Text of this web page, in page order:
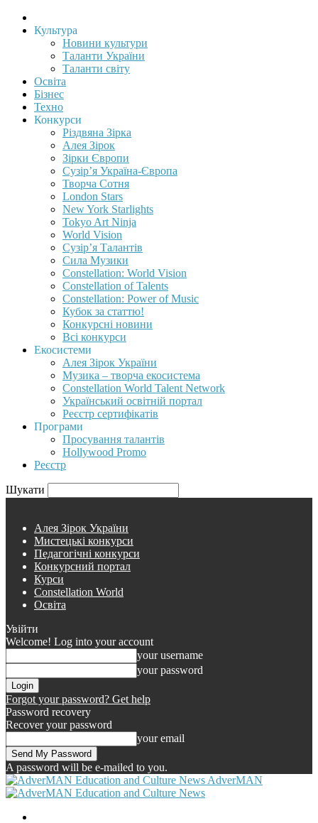
Культура
Новини культури
Таланти України
Таланти світу
Освіта
Бізнес
Техно
Конкурси
Різдвяна Зірка
Алея Зірок
Зірки Європи
Сузір’я Україна-Європа
Творча Сотня
London Stars
New York Starlights
Tokyo Art Ninja
World Vision
Сузір’я Талантів
Сила Музики
Constellation: World Vision
Constellation of Talents
Constellation: Power of Music
Кубок за статтю!
Конкурсні новини
Всі конкурси
Екосистеми
Алея Зірок України
Музика – творча екосистема
Constellation World Talent Network
Український освітній портал
Реєстр сертифікатів
Програми
Просування талантів
Hollywood Promo
Реєстр
Шукати
Алея Зірок України
Мистецькі конкурси
Педагогічні конкурси
Конкурсний портал
Курси
Constellation World
Освіта
Увійти
Welcome! Log into your account
your username
your password
Forgot your password? Get help
Password recovery
Recover your password
your email
A password will be e-mailed to you.
AdverMAN